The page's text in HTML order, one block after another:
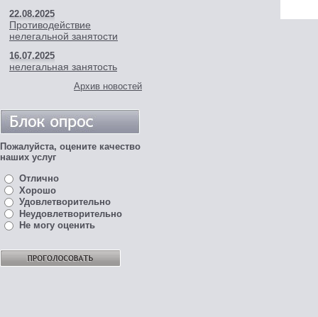
22.08.2025
Противодействие
нелегальной занятости
16.07.2025
нелегальная занятость
Архив новостей
Пожалуйста, оцените качество
наших услуг
Отлично
Хорошо
Удовлетворительно
Неудовлетворительно
Не могу оценить